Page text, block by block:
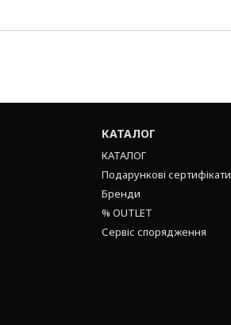
КАТАЛОГ
КАТАЛОГ
Подарункові сертифікати
Бренди
% OUTLET
Сервіс спорядження